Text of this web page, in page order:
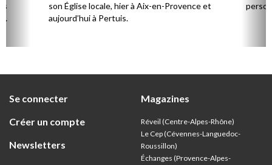
son Église locale, hier à Aix-en-Provence et
aujourd’hui à Pertuis.
Se connecter
Créer un compte
Newsletters
Magazines
Réveil (Centre-Alpes-Rhône)
Le Cep (Cévennes-Languedoc-
Roussillon)
Échanges (Provence-Alpes-